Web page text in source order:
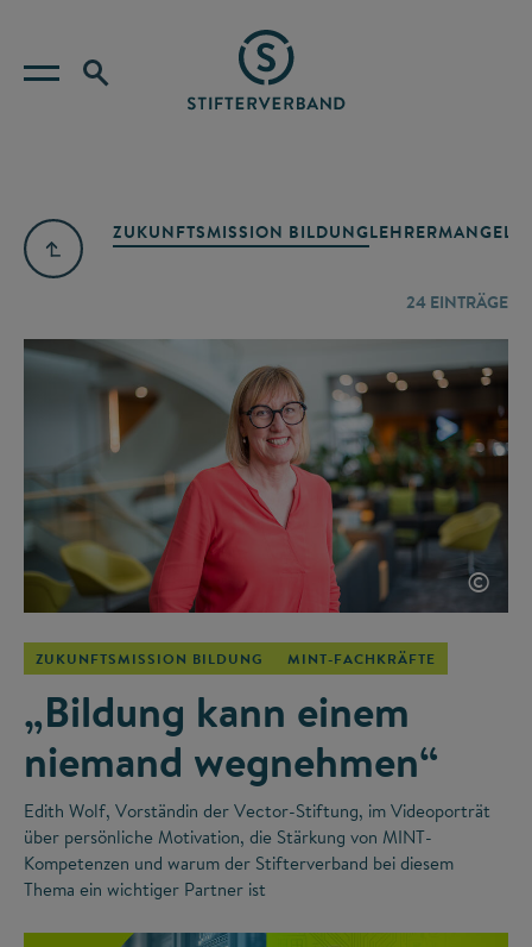
ZUKUNFTSMISSION BILDUNGLEHRERMANGEL
24 EINTRÄGE
©
ZUKUNFTSMISSION BILDUNG MINT-FACHKRÄFTE
„Bildung kann einem
niemand wegnehmen“
Edith Wolf, Vorständin der Vector-Stiftung, im Videoporträt
über persönliche Motivation, die Stärkung von MINT-
Kompetenzen und warum der Stifterverband bei diesem
Thema ein wichtiger Partner ist